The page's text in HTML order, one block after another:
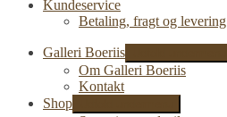
Kundeservice
Betaling, fragt og levering
Galleri Boeriis
Om Galleri Boeriis
Kontakt
Shop